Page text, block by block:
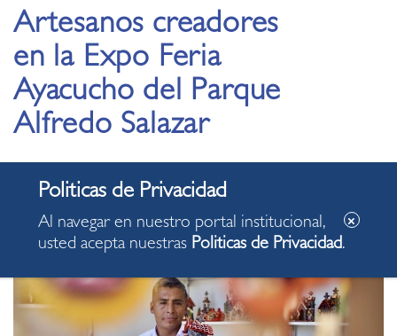
Artesanos creadores
en la Expo Feria
Ayacucho del Parque
Alfredo Salazar
04.11.2022
Al navegar en nuestro portal institucional,
usted acepta nuestras Politicas de Privacidad.